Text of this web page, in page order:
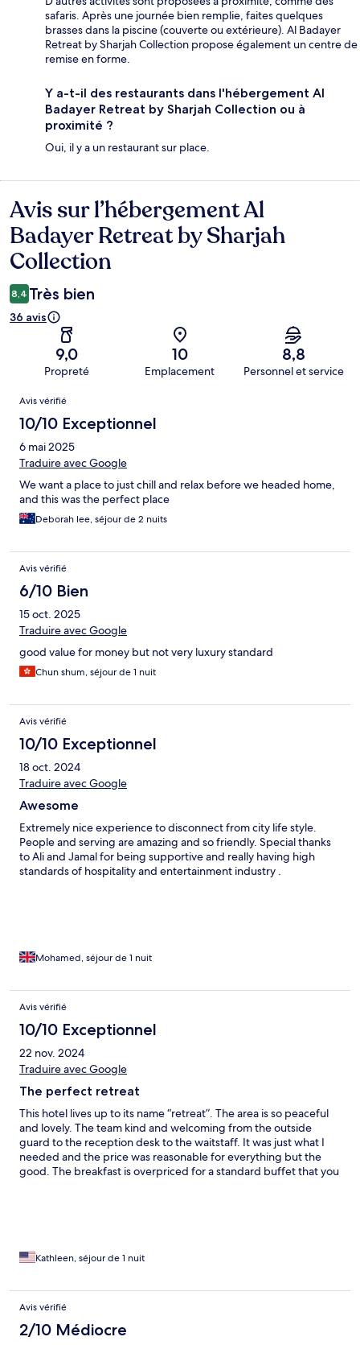
safaris. Après une journée bien remplie, faites quelques
brasses dans la piscine (couverte ou extérieure). Al Badayer
Retreat by Sharjah Collection propose également un centre de
remise en forme.
Y a-t-il des restaurants dans l'hébergement Al
Badayer Retreat by Sharjah Collection ou à
proximité ?
Oui, il y a un restaurant sur place.
Avis
Avis sur l’hébergement Al
Badayer Retreat by Sharjah
Collection
8,4 Très bien
36 avis
9,0
Propreté
10
Emplacement
8,8
Personnel et service
Avis
Avis vérifié
10/10 Exceptionnel
6 mai 2025
Traduire avec Google
We want a place to just chill and relax before we headed home,
and this was the perfect place
Deborah lee, séjour de 2 nuits
Avis vérifié
6/10 Bien
15 oct. 2025
Traduire avec Google
good value for money but not very luxury standard
Chun shum, séjour de 1 nuit
Avis vérifié
10/10 Exceptionnel
18 oct. 2024
Traduire avec Google
Awesome
Extremely nice experience to disconnect from city life style.
People and serving are amazing and so friendly. Special thanks
to Ali and Jamal for being supportive and really having high
standards of hospitality and entertainment industry .
Mohamed, séjour de 1 nuit
Avis vérifié
10/10 Exceptionnel
22 nov. 2024
Traduire avec Google
The perfect retreat
This hotel lives up to its name “retreat”. The area is so peaceful
and lovely. The team kind and welcoming from the outside
guard to the reception desk to the waitstaff. It was just what I
needed and the price was reasonable for everything but the
good. The breakfast is overpriced for a standard buffet that you
Kathleen, séjour de 1 nuit
Avis vérifié
2/10 Médiocre